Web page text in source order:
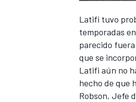
Latifi tuvo
temporadas
parecido
que se
Latifi aún no
hecho de que
Robson, Jefe